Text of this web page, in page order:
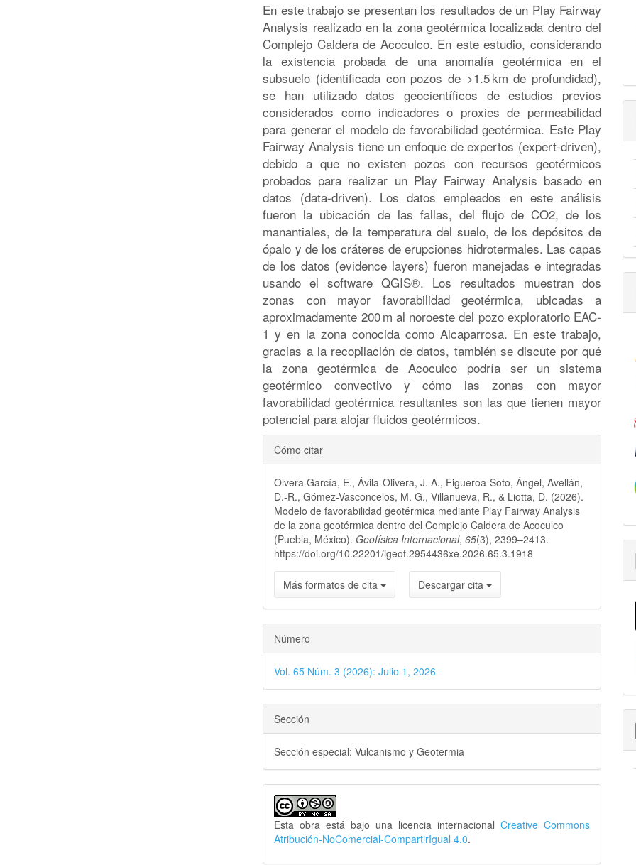
En este trabajo se presentan los resultados de un Play Fairway
Analysis realizado en la zona geotérmica localizada dentro del
Complejo Caldera de Acoculco. En este estudio, considerando
la existencia probada de una anomalía geotérmica en el
subsuelo (identificada con pozos de >1.5 km de profundidad),
se han utilizado datos geocientíficos de estudios previos
considerados como indicadores o proxies de permeabilidad
para generar el modelo de favorabilidad geotérmica. Este Play
Fairway Analysis tiene un enfoque de expertos (expert-driven),
debido a que no existen pozos con recursos geotérmicos
probados para realizar un Play Fairway Analysis basado en
datos (data-driven). Los datos empleados en este análisis
fueron la ubicación de las fallas, del flujo de CO2, de los
manantiales, de la temperatura del suelo, de los depósitos de
ópalo y de los cráteres de erupciones hidrotermales. Las capas
de los datos (evidence layers) fueron manejadas e integradas
usando el software QGIS®. Los resultados muestran dos
zonas con mayor favorabilidad geotérmica, ubicadas a
aproximadamente 200 m al noroeste del pozo exploratorio EAC-
1 y en la zona conocida como Alcaparrosa. En este trabajo,
gracias a la recopilación de datos, también se discute por qué
la zona geotérmica de Acoculco podría ser un sistema
geotérmico convectivo y cómo las zonas con mayor
favorabilidad geotérmica resultantes son las que tienen mayor
potencial para alojar fluidos geotérmicos.
Detalles
del
artículo
Cómo citar
Olvera García, E., Ávila-Olivera, J. A., Figueroa-Soto, Ángel, Avellán,
D.-R., Gómez-Vasconcelos, M. G., Villanueva, R., & Liotta, D. (2026).
Modelo de favorabilidad geotérmica mediante Play Fairway Analysis
de la zona geotérmica dentro del Complejo Caldera de Acoculco
(Puebla, México). Geofísica Internacional,65(3), 2399–2413.
https://doi.org/10.22201/igeof.2954436xe.2026.65.3.1918
Más formatos de cita Descargar cita
Número
Vol. 65 Núm. 3 (2026): Julio 1, 2026
Sección
Sección especial: Vulcanismo y Geotermia
Esta obra está bajo una licencia internacionalCreative Commons
Atribución-NoComercial-CompartirIgual 4.0.